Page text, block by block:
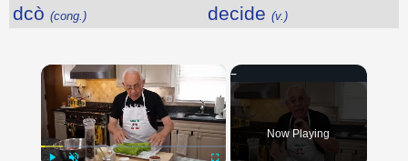
dcò (cong.) decide (v.)
Now Playing